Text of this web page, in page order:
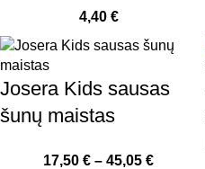
4,40 €
Josera Kids sausas
šunų maistas
17,50 € – 45,05 €